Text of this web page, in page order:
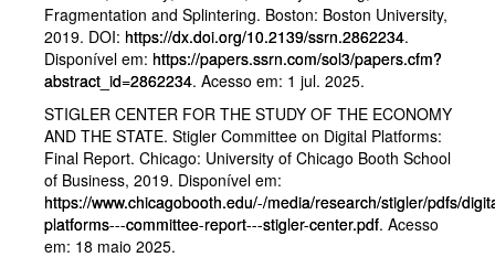
Fragmentation and Splintering. Boston: Boston University,
2019. DOI: https://dx.doi.org/10.2139/ssrn.2862234.
Disponível em: https://papers.ssrn.com/sol3/papers.cfm?
abstract_id=2862234. Acesso em: 1 jul. 2025.
STIGLER CENTER FOR THE STUDY OF THE ECONOMY
AND THE STATE. Stigler Committee on Digital Platforms:
Final Report. Chicago: University of Chicago Booth School
of Business, 2019. Disponível em:
https://www.chicagobooth.edu/-/media/research/stigler/pdfs/
platforms---committee-report---stigler-center.pdf. Acesso
em: 18 maio 2025.